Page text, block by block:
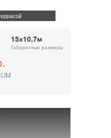
15х10,7м
Габаритные размеры